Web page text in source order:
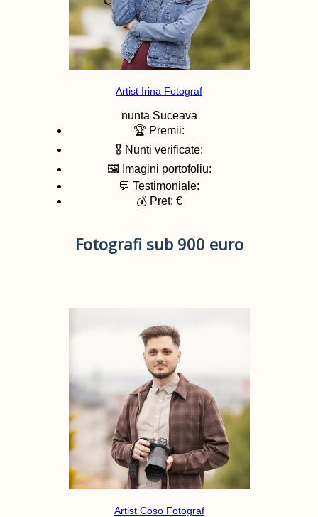
Artist Irina Fotograf
nunta Suceava
🏆 Premii:
🎖️ Nunti verificate:
🖼️ Imagini portofoliu:
💬 Testimoniale:
💰 Pret: €
Fotografi sub 900 euro
Artist Coso Fotograf